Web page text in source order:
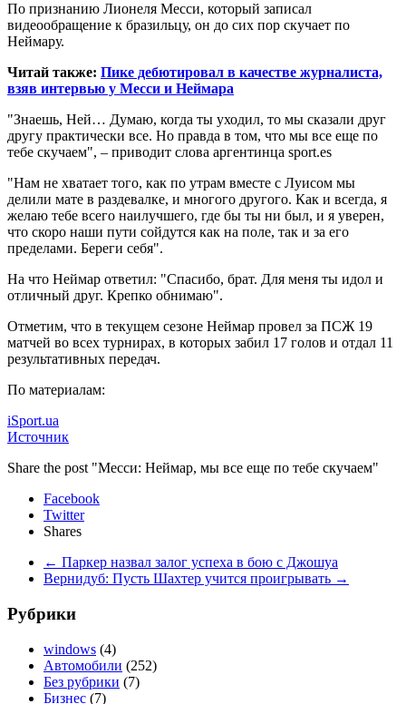
По признанию Лионеля Месси, который записал
видеообращение к бразильцу, он до сих пор скучает по
Неймару.
Читай также: Пике дебютировал в качестве журналиста,
взяв интервью у Месси и Неймара
"Знаешь, Ней… Думаю, когда ты уходил, то мы сказали друг
другу практически все. Но правда в том, что мы все еще по
тебе скучаем", – приводит слова аргентинца sport.es
"Нам не хватает того, как по утрам вместе с Луисом мы
делили мате в раздевалке, и многого другого. Как и всегда, я
желаю тебе всего наилучшего, где бы ты ни был, и я уверен,
что скоро наши пути сойдутся как на поле, так и за его
пределами. Береги себя".
На что Неймар ответил: "Спасибо, брат. Для меня ты идол и
отличный друг. Крепко обнимаю".
Отметим, что в текущем сезоне Неймар провел за ПСЖ 19
матчей во всех турнирах, в которых забил 17 голов и отдал 11
результативных передач.
По материалам:
iSport.ua
Источник
Share the post "Месси: Неймар, мы все еще по тебе скучаем"
Facebook
Twitter
Shares
← Паркер назвал залог успеха в бою с Джошуа
Вернидуб: Пусть Шахтер учится проигрывать →
Рубрики
windows (4)
Автомобили (252)
Без рубрики (7)
Бизнес (7)